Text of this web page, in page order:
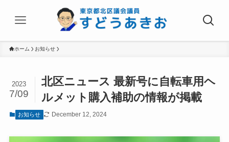
ホーム お知らせ
北区ニュース 最新号に自転車用ヘ
ルメット購入補助の情報が掲載
2023
7/09
お知らせ December 12, 2024